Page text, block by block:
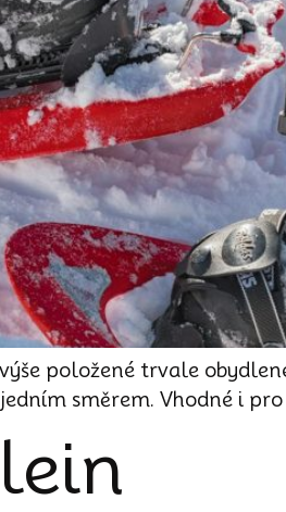
položené trvale
směrem. Vhodné i